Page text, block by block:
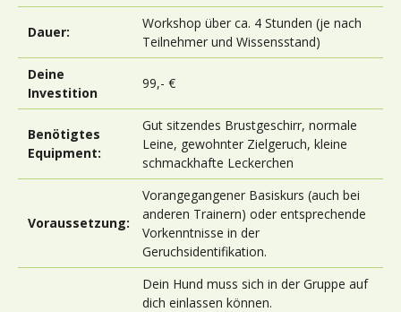
Dauer:
Workshop über ca. 4 Stunden (je nach
Teilnehmer und Wissensstand)
Deine
Investition
99,- €
Benötigtes
Equipment:
Gut sitzendes Brustgeschirr, normale
Leine, gewohnter Zielgeruch, kleine
schmackhafte Leckerchen
Voraussetzung:
Vorangegangener Basiskurs (auch bei
anderen Trainern) oder entsprechende
Vorkenntnisse in der
Geruchsidentifikation.
Dein Hund muss sich in der Gruppe auf
dich einlassen können.